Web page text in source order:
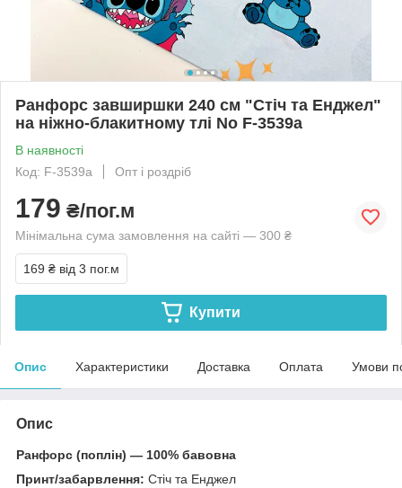
Ранфорс завширшки 240 см "Стіч та Енджел"
на ніжно-блакитному тлі No F-3539а
В наявності
Код: F-3539а
Опт і роздріб
179 ₴/пог.м
Мінімальна сума замовлення на сайті — 300 ₴
169 ₴ від 3 пог.м
Купити
Опис Характеристики Доставка Оплата Умови
Опис
Ранфорс (поплін) — 100% бавовна
Принт/забарвлення: Стіч та Енджел